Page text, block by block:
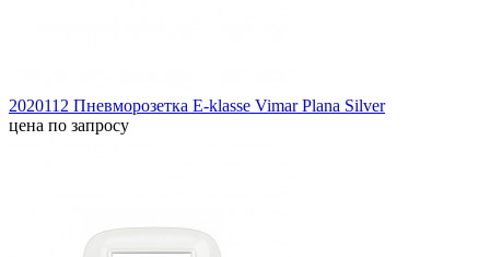
2020112 Пневморозетка E-klasse Vimar Plana Silver
цена по запросу